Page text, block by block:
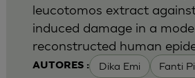
AUTORES : Dika Emi Fanti
leucotomos extract
induced damage in a
reconstructed human